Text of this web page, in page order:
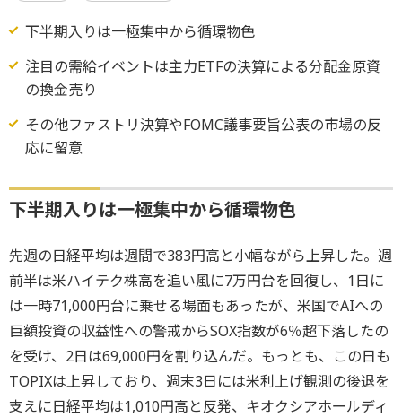
下半期入りは一極集中から循環物色
注目の需給イベントは主力ETFの決算による分配金原資
の換金売り
その他ファストリ決算やFOMC議事要旨公表の市場の反
応に留意
下半期入りは一極集中から循環物色
先週の日経平均は週間で383円高と小幅ながら上昇した。週
前半は米ハイテク株高を追い風に7万円台を回復し、1日に
は一時71,000円台に乗せる場面もあったが、米国でAIへの
巨額投資の収益性への警戒からSOX指数が6％超下落したの
を受け、2日は69,000円を割り込んだ。もっとも、この日も
TOPIXは上昇しており、週末3日には米利上げ観測の後退を
支えに日経平均は1,010円高と反発、キオクシアホールディ